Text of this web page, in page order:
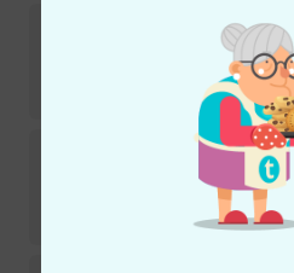
AndexingerPiano
Sofort lieferbar
Andexinger484
Sofort lieferbar
€